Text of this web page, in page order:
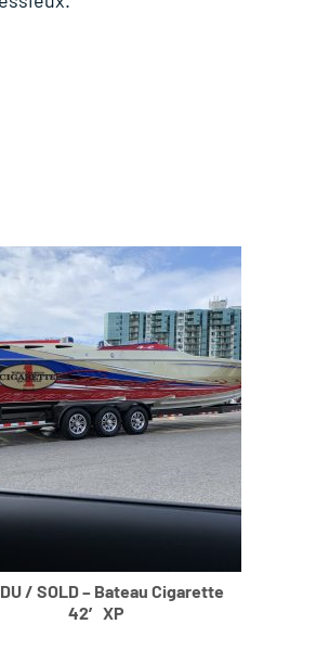
/ SOLD – Bateau Cigarette
42′ XP